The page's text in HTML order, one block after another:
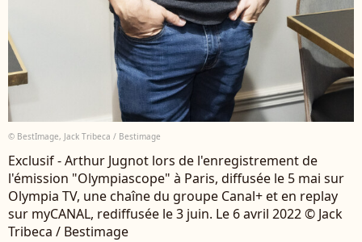
© BestImage, Jack Tribeca / Bestimage
Exclusif - Arthur Jugnot lors de l'enregistrement de
l'émission "Olympiascope" à Paris, diffusée le 5 mai sur
Olympia TV, une chaîne du groupe Canal+ et en replay
sur myCANAL, rediffusée le 3 juin. Le 6 avril 2022 © Jack
Tribeca / Bestimage